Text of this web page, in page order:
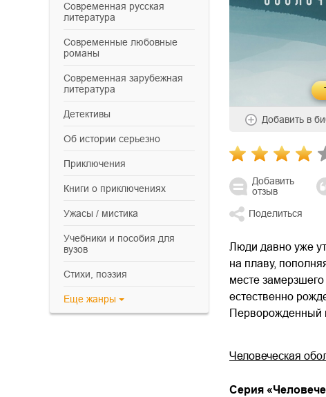
современная русская
литература
современные любовные
романы
современная зарубежная
литература
детективы
об истории серьезно
приключения
книги о приключениях
ужасы / мистика
учебники и пособия для
вузов
cтихи, поэзия
Еще жанры
Добавить в
Добавить
отзыв
Поделиться
Люди давно уже
на плаву,
месте замерзшего
естественно
Перворожденный
Человеческая
Cерия «